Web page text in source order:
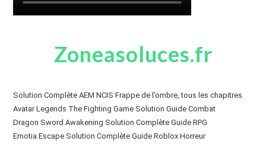
Zoneasoluces.fr
Solution Complète AEM NCIS Frappe de l’ombre, tous les chapitres
Avatar Legends The Fighting Game Solution Guide Combat
Dragon Sword Awakening Solution Complète Guide RPG
Emotia Escape Solution Complète Guide Roblox Horreur